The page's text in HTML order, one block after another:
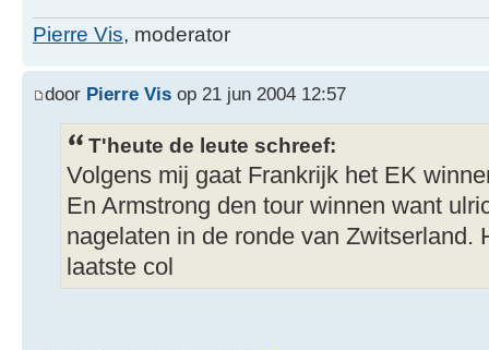
Pierre Vis, moderator
door Pierre Vis op 21 jun 2004 12:57
T'heute de leute schreef:
Volgens mij gaat Frankrijk het EK
En Armstrong den tour winnen want
nagelaten in de ronde van Zwitserland.
laatste col